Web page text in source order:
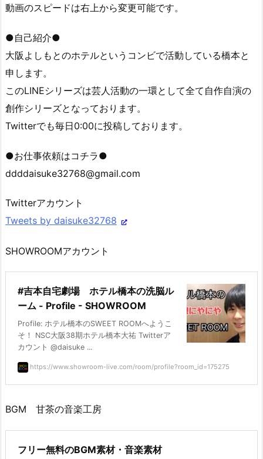
動画のスピードは右上から変更可能です。
●自己紹介●
大阪よしもとのホテルというコンビで活動している橋本と
申します。
このLINEシリーズは芸人活動の一環として全て自作自演の
創作シリーズとなっております。
Twitterでも毎日0:00に投稿しております。
●お仕事依頼はコチラ●
ddddaisuke32768@gmail.com
Twitterアカウント
Tweets by daisuke32768
SHOWROOMアカウント
#吉本自宅劇場 ホテル橋本の洗脳ル
ーム - Profile - SHOWROOM
Profile: ホテル橋本のSWEET ROOMへようこ
そ！ NSC大阪38期ホテル橋本大祐 Twitterア
カウント @daisuke ...
https://www.showroom-live.com/room/profile?room_id=175275
BGM 甘茶の音楽工房
フリー無料のBGM素材・音楽素材